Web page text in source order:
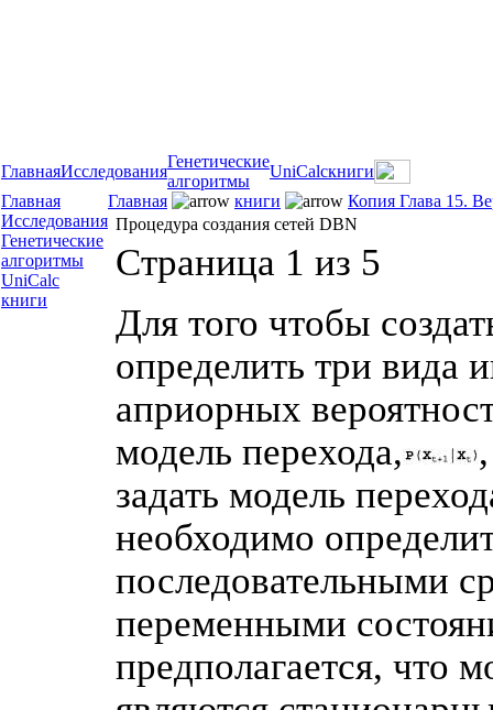
ГлавнаяИсследования
Генетические
алгоритмы
UniCalcкниги
Главная
Исследования
Генетические
алгоритмы
UniCalc
книги
Главная книги
Копия Глава 15.
Процедура создания сетей DBN
Страница 1 из 5
Для того чтобы
определить три вида
априорных
модель перехода,
задать модель
необходимо
последовательными
переменными
предполагается, что